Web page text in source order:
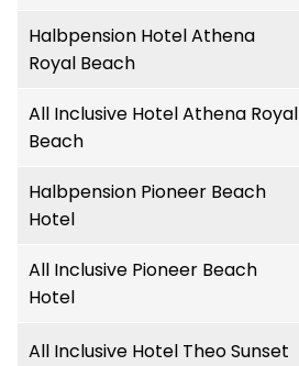
Halbpension Hotel Athena
Royal Beach
All Inclusive Hotel Athena Royal
Beach
Halbpension Pioneer Beach
Hotel
All Inclusive Pioneer Beach
Hotel
All Inclusive Hotel Theo Sunset